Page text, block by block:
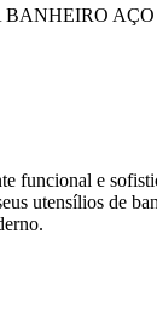
funcional e
utensílios de